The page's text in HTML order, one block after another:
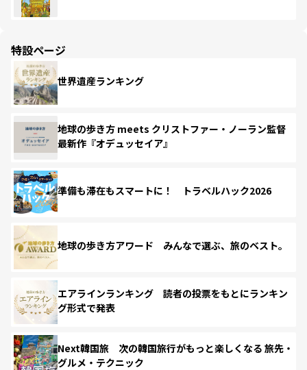
特設ページ
世界遺産ランキング
地球の歩き方 meets クリストファー・ノーラン監督
最新作『オデュッセイア』
準備も滞在もスマートに！ トラベルハック2026
地球の歩き方アワード みんなで選ぶ、旅のベスト。
エアラインランキング 読者の投票をもとにランキン
グ形式で発表
Next韓国旅 次の韓国旅行がもっと楽しくなる 旅先・
グルメ・テクニック